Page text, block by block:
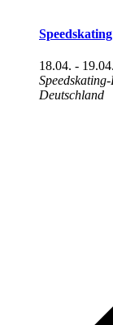
18.04. - 19.04.
Deutschland